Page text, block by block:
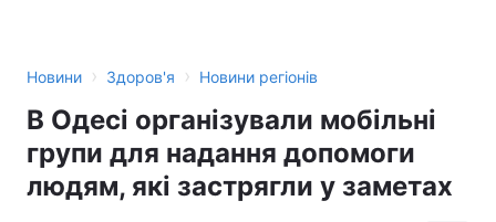
Новини › Здоров'я › Новини регіонів
В Одесі організували мобільні
групи для надання допомоги
людям, які застрягли у заметах